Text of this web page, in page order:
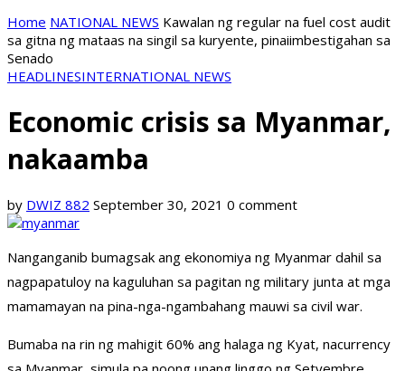
Home NATIONAL NEWS Kawalan ng regular na fuel cost audit
sa gitna ng mataas na singil sa kuryente, pinaiimbestigahan sa
Senado
HEADLINESINTERNATIONAL NEWS
Economic crisis sa Myanmar,
nakaamba
by DWIZ 882 September 30, 2021 0 comment
Nanganganib bumagsak ang ekonomiya ng Myanmar dahil sa
nagpapatuloy na kaguluhan sa pagitan ng military junta at mga
mamamayan na pina-nga-ngambahang mauwi sa civil war.
Bumaba na rin ng mahigit 60% ang halaga ng Kyat, nacurrency